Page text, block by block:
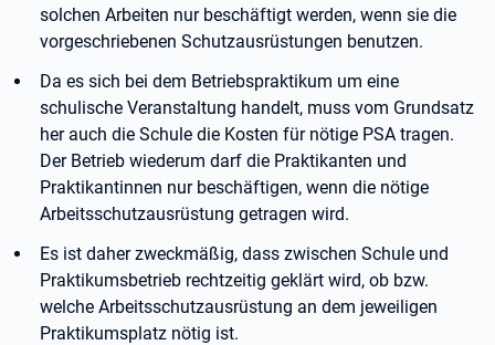
solchen Arbeiten nur beschäftigt werden, wenn sie die
vorgeschriebenen Schutzausrüstungen benutzen.
Da es sich bei dem Betriebspraktikum um eine
schulische Veranstaltung handelt, muss vom Grundsatz
her auch die Schule die Kosten für nötige PSA tragen.
Der Betrieb wiederum darf die Praktikanten und
Praktikantinnen nur beschäftigen, wenn die nötige
Arbeitsschutzausrüstung getragen wird.
Es ist daher zweckmäßig, dass zwischen Schule und
Praktikumsbetrieb rechtzeitig geklärt wird, ob bzw.
welche Arbeitsschutzausrüstung an dem jeweiligen
Praktikumsplatz nötig ist.